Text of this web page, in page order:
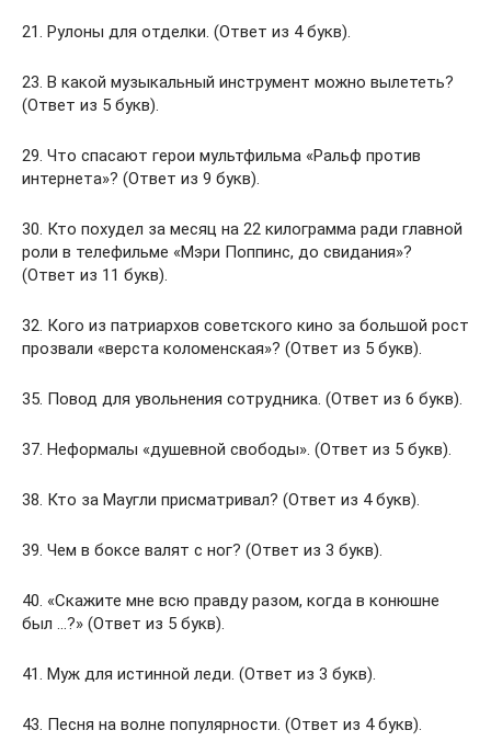
21. Рулоны для отделки. (Ответ из 4 букв).
23. В какой музыкальный инструмент можно вылететь?
(Ответ из 5 букв).
29. Что спасают герои мультфильма «Ральф против
интернета»? (Ответ из 9 букв).
30. Кто похудел за месяц на 22 килограмма ради главной
роли в телефильме «Мэри Поппинс, до свидания»?
(Ответ из 11 букв).
32. Кого из патриархов советского кино за большой рост
прозвали «верста коломенская»? (Ответ из 5 букв).
35. Повод для увольнения сотрудника. (Ответ из 6 букв).
37. Неформалы «душевной свободы». (Ответ из 5 букв).
38. Кто за Маугли присматривал? (Ответ из 4 букв).
39. Чем в боксе валят с ног? (Ответ из 3 букв).
40. «Скажите мне всю правду разом, когда в конюшне
был …?» (Ответ из 5 букв).
41. Муж для истинной леди. (Ответ из 3 букв).
43. Песня на волне популярности. (Ответ из 4 букв).